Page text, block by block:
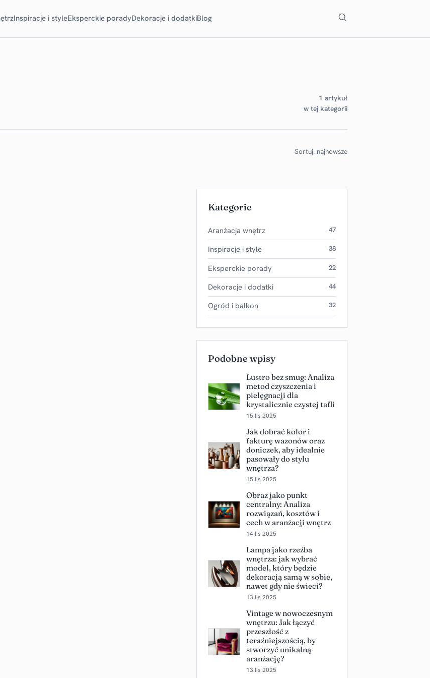
Inspiracje i styleEksperckie poradyDekoracje i dodatkiBlog
1 artykuł
w tej kategorii
Sortuj: najnowsze
Kategorie
Aranżacja wnętrz 47
Inspiracje i style 38
Eksperckie porady 22
Dekoracje i dodatki 44
Ogród i balkon 32
Podobne wpisy
Lustro bez smug: Analiza
metod czyszczenia i
pielęgnacji dla
krystalicznie czystej tafli
15 lis 2025
Jak dobrać kolor i
fakturę wazonów oraz
doniczek, aby idealnie
pasowały do stylu
wnętrza?
15 lis 2025
Obraz jako punkt
centralny: Analiza
rozwiązań, kosztów i
cech w aranżacji wnętrz
14 lis 2025
Lampa jako rzeźba
wnętrza: jak wybrać
model, który będzie
dekoracją samą w sobie,
nawet gdy nie świeci?
13 lis 2025
Vintage w nowoczesnym
wnętrzu: Jak łączyć
przeszłość z
teraźniejszością, by
stworzyć unikalną
aranżację?
13 lis 2025